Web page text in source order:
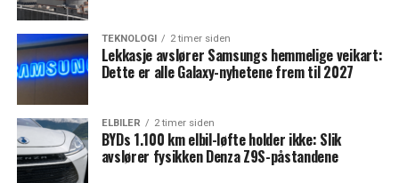
TEKNOLOGI 2 timer siden
Lekkasje avslører Samsungs hemmelige veikart:
Dette er alle Galaxy-nyhetene frem til 2027
ELBILER 2 timer siden
BYDs 1.100 km elbil-løfte holder ikke: Slik
avslører fysikken Denza Z9S-påstandene